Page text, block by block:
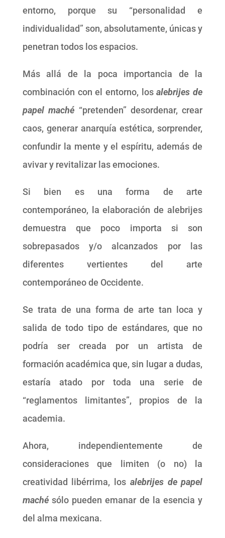
entorno, porque su “personalidad e
individualidad” son, absolutamente, únicas y
penetran todos los espacios.
Más allá de la poca importancia de la
combinación con el entorno, losalebrijes de
papel maché “pretenden” desordenar, crear
caos, generar anarquía estética, sorprender,
confundir la mente y el espíritu, además de
avivar y revitalizar las emociones.
Si bien es una forma de arte
contemporáneo, la elaboración de alebrijes
demuestra que poco importa si son
sobrepasados y/o alcanzados por las
diferentes vertientes del arte
contemporáneo de Occidente.
Se trata de una forma de arte tan loca y
salida de todo tipo de estándares, que no
podría ser creada por un artista de
formación académica que, sin lugar a dudas,
estaría atado por toda una serie de
“reglamentos limitantes”, propios de la
academia.
Ahora, independientemente de
consideraciones que limiten (o no) la
creatividad libérrima, los alebrijes de papel
machésólo pueden emanar de la esencia y
del alma mexicana.